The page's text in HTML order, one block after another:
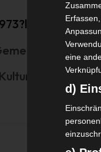
und
eine
d)